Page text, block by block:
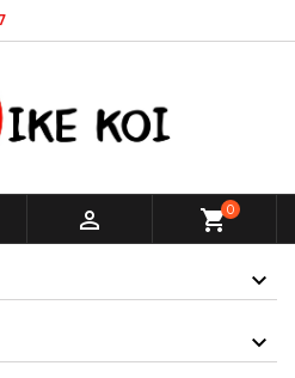
 shopping_cart0